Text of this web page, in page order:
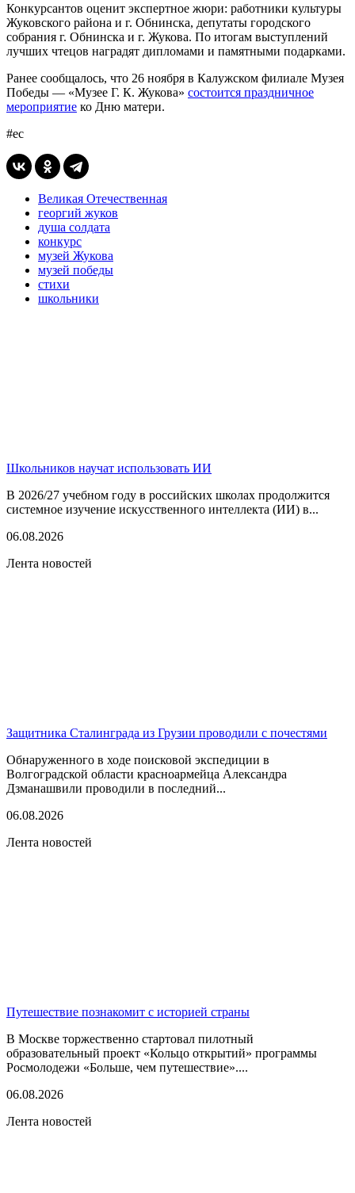
Конкурсантов оценит экспертное жюри: работники культуры
Жуковского района и г. Обнинска, депутаты городского
собрания г. Обнинска и г. Жукова. По итогам выступлений
лучших чтецов наградят дипломами и памятными подарками.
Ранее сообщалось, что 26 ноября в Калужском филиале Музея
Победы — «Музее Г. К. Жукова» состоится праздничное
мероприятие ко Дню матери.
#ес
Великая Отечественная
георгий жуков
душа солдата
конкурс
музей Жукова
музей победы
стихи
школьники
Школьников научат использовать ИИ
В 2026/27 учебном году в российских школах продолжится
системное изучение искусственного интеллекта (ИИ) в...
06.08.2026
Лента новостей
Защитника Сталинграда из Грузии проводили с почестями
Обнаруженного в ходе поисковой экспедиции в
Волгоградской области красноармейца Александра
Дзманашвили проводили в последний...
06.08.2026
Лента новостей
Путешествие познакомит с историей страны
В Москве торжественно стартовал пилотный
образовательный проект «Кольцо открытий» программы
Росмолодежи «Больше, чем путешествие»....
06.08.2026
Лента новостей